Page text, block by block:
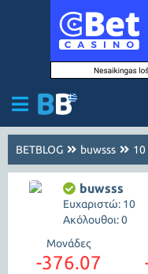
BETBLOG buwsss
buwsss
Ευχαριστώ: 10
Ακόλουθοι: 0
Μονάδες
-376.07